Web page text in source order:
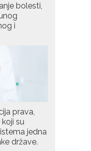
bolesti,
i
prava,
su
jedna
države.